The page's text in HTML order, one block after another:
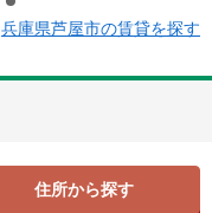
兵庫県芦屋市の賃貸を探す
住所から探す